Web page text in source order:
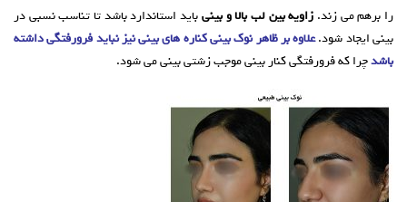
را برهم می زند. زاویه بین لب بالا و بینیباید استاندارد باشد تا تناسب نسبی در
بینی ایجاد شود.علاوه بر ظاهر نوک بینی کناره های بینی نیز نباید فرورفتگی داشته
باشدچرا که فرورفتگی کنار بینی موجب زشتی بینی می شود.